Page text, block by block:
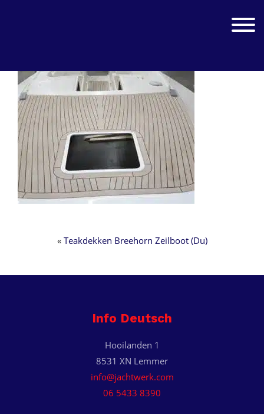
Toggle
« Teakdekken Breehorn Zeilboot (Du)
Info Deutsch
Hooilanden 1
8531 XN Lemmer
info@jachtwerk.com
06 5433 8390